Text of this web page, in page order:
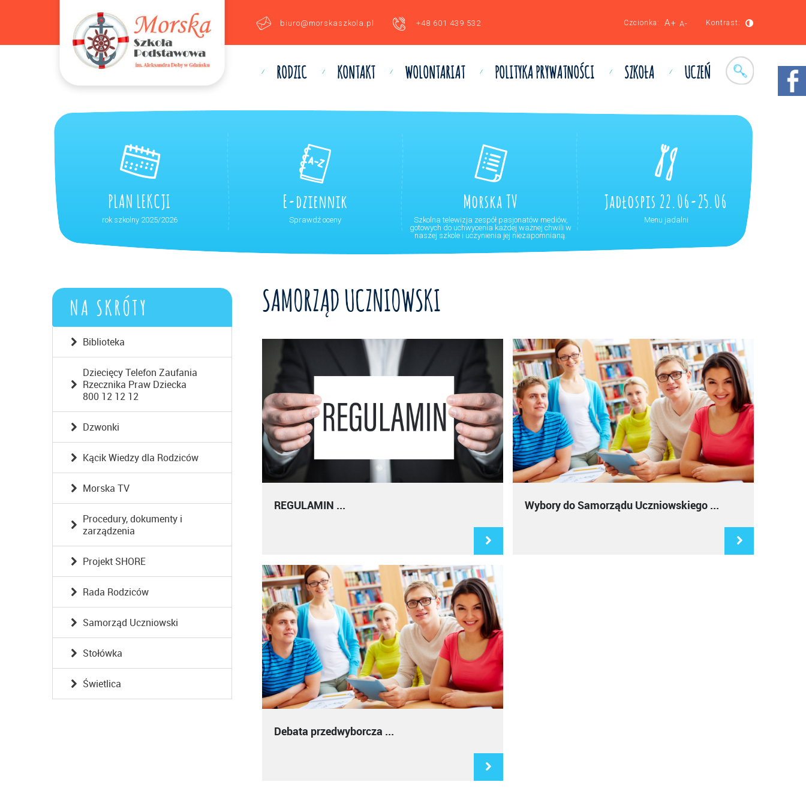
Czcionka: A+ A- Kontrast:
biuro@morskaszkola.pl +48 601 439 532
RODZIC KONTAKT WOLONTARIAT POLITYKA PRYWATNOŚCI SZKOŁA UCZEŃ
Samorząd Uczniowski
PLAN LEKCJI
rok szkolny 2025/2026
E-dziennik
Sprawdź oceny
Morska TV
Szkolna telewizja zespół pasjonatów mediów,
gotowych do uchwycenia każdej ważnej chwili w
naszej szkole i uczynienia jej niezapomnianą.
Jadłospis 22.06-25.06
Menu jadalni
NA SKRÓTY
Biblioteka
Dziecięcy Telefon Zaufania
Rzecznika Praw Dziecka
800 12 12 12
Dzwonki
Kącik Wiedzy dla Rodziców
Morska TV
Procedury, dokumenty i
zarządzenia
Projekt SHORE
Rada Rodziców
Samorząd Uczniowski
Stołówka
Świetlica
SAMORZĄD UCZNIOWSKI
REGULAMIN ... Wybory do Samorządu Uczniowskiego ...
Debata przedwyborcza ...